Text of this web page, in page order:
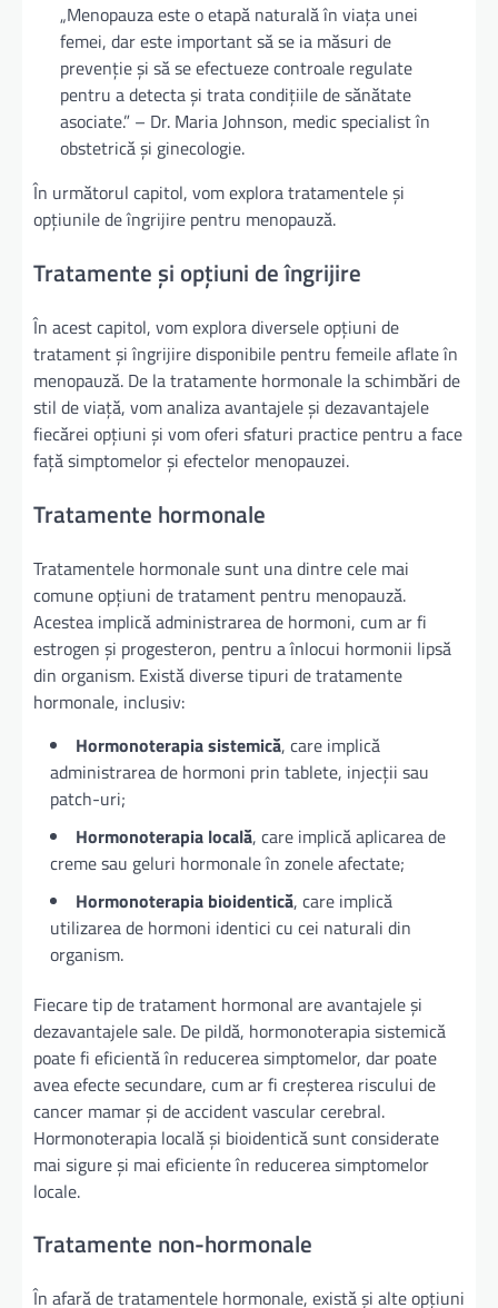
„Menopauza este o etapă naturală în viața unei
femei, dar este important să se ia măsuri de
prevenție și să se efectueze controale regulate
pentru a detecta și trata condițiile de sănătate
asociate.” – Dr. Maria Johnson, medic specialist în
obstetrică și ginecologie.
În următorul capitol, vom explora tratamentele și
opțiunile de îngrijire pentru menopauză.
Tratamente și opțiuni de îngrijire
În acest capitol, vom explora diversele opțiuni de
tratament și îngrijire disponibile pentru femeile aflate în
menopauză. De la tratamente hormonale la schimbări de
stil de viață, vom analiza avantajele și dezavantajele
fiecărei opțiuni și vom oferi sfaturi practice pentru a face
față simptomelor și efectelor menopauzei.
Tratamente hormonale
Tratamentele hormonale sunt una dintre cele mai
comune opțiuni de tratament pentru menopauză.
Acestea implică administrarea de hormoni, cum ar fi
estrogen și progesteron, pentru a înlocui hormonii lipsă
din organism. Există diverse tipuri de tratamente
hormonale, inclusiv:
Hormonoterapia sistemică, care implică
administrarea de hormoni prin tablete, injecții sau
patch-uri;
Hormonoterapia locală, care implică aplicarea de
creme sau geluri hormonale în zonele afectate;
Hormonoterapia bioidentică, care implică
utilizarea de hormoni identici cu cei naturali din
organism.
Fiecare tip de tratament hormonal are avantajele și
dezavantajele sale. De pildă, hormonoterapia sistemică
poate fi eficientă în reducerea simptomelor, dar poate
avea efecte secundare, cum ar fi creșterea riscului de
cancer mamar și de accident vascular cerebral.
Hormonoterapia locală și bioidentică sunt considerate
mai sigure și mai eficiente în reducerea simptomelor
locale.
Tratamente non-hormonale
În afară de tratamentele hormonale, există și alte opțiuni